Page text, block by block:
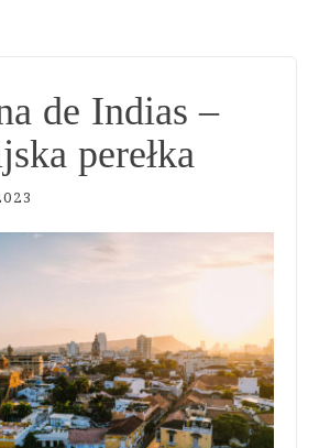
de Indias –
perełka